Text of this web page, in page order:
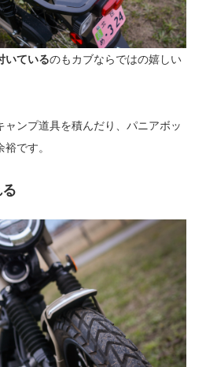
いているのもカブならではの嬉しい
ャンプ道具を積んだり、パニアボッ
です。